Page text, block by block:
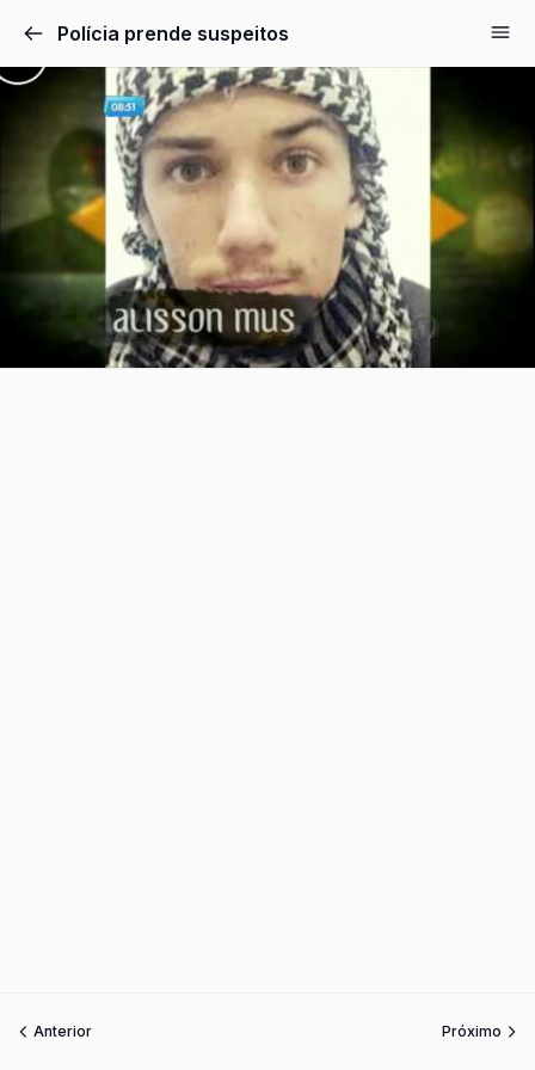
para
o
Polícia prende suspeitos
Anterior Próximo